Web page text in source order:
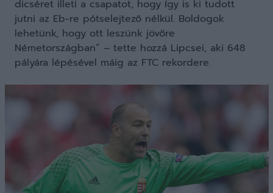
dicséret illeti a csapatot, hogy így is ki tudott
jutni az Eb-re pótselejtező nélkül. Boldogok
lehetünk, hogy ott leszünk jövőre
Németországban” – tette hozzá Lipcsei, aki 648
pályára lépésével máig az FTC rekordere.